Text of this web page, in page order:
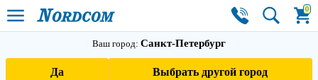
0
Ваш город: Санкт-Петербург
Да Выбрать другой город